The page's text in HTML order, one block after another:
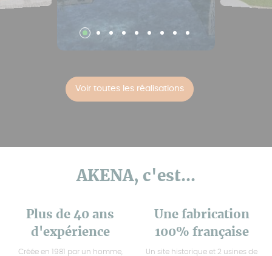
Voir toutes les réalisations
AKENA, c'est...
Plus de 40 ans
d'expérience
Créée en 1981 par un homme,
Une fabrication
100% française
Un site historique et 2 usines de